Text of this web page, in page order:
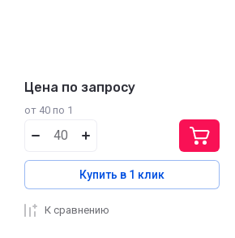
Цена по запросу
от 40 по 1
Купить в 1 клик
К сравнению